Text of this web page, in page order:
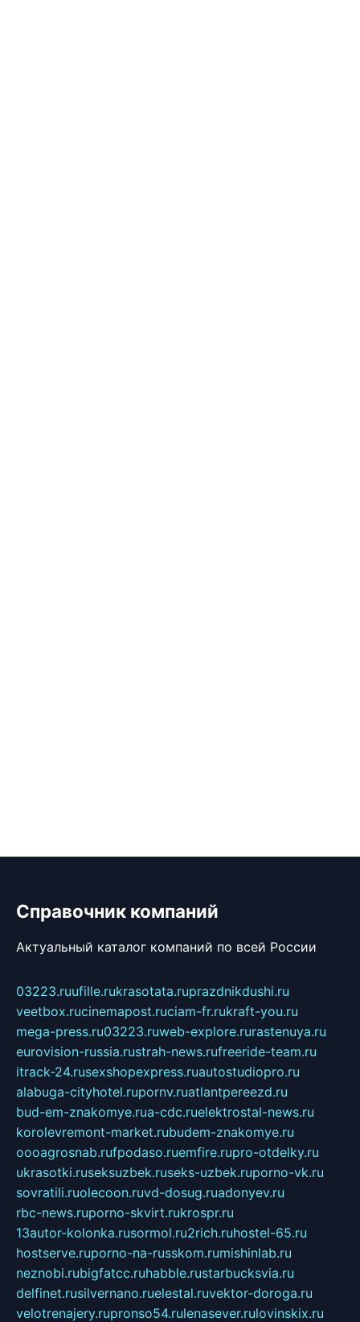
Справочник компаний
Актуальный каталог компаний по всей России
03223.ruufille.rukrasotata.ruprazdnikdushi.ru
veetbox.rucinemapost.ruciam-fr.rukraft-you.ru
mega-press.ru03223.ruweb-explore.rurastenuya.ru
eurovision-russia.rustrah-news.rufreeride-team.ru
itrack-24.rusexshopexpress.ruautostudiopro.ru
alabuga-cityhotel.rupornv.ruatlantpereezd.ru
bud-em-znakomye.rua-cdc.ruelektrostal-news.ru
korolevremont-market.rubudem-znakomye.ru
oooagrosnab.rufpodaso.ruemfire.rupro-otdelky.ru
ukrasotki.ruseksuzbek.ruseks-uzbek.ruporno-vk.ru
sovratili.ruolecoon.ruvd-dosug.ruadonyev.ru
rbc-news.ruporno-skvirt.rukrospr.ru
13autor-kolonka.rusormol.ru2rich.ruhostel-65.ru
hostserve.ruporno-na-russkom.rumishinlab.ru
neznobi.rubigfatcc.ruhabble.rustarbucksvia.ru
delfinet.rusilvernano.ruelestal.ruvektor-doroga.ru
velotrenajery.rupronso54.rulenasever.rulovinskix.ru